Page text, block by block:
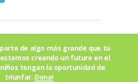
de algo más grande que tú
creando un futuro en el
tengan la oportunidad de
triunfar. Dona!